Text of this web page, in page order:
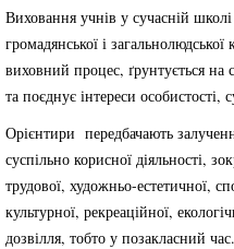
Виховання учнів у сучасній школі
громадянської і
виховний процес, ґрунтується на
та поєднує інтереси особистості,
Орієнтири передбачають
суспільно корисної діяльності,
трудової, художньо-естетичної,
культурної, рекреаційної,
дозвілля, тобто у позакласний час.